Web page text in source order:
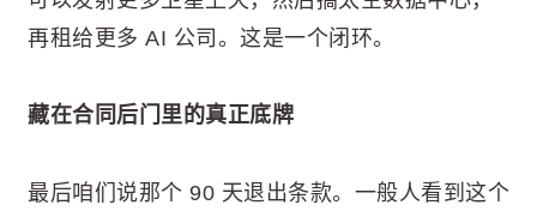
再租给更多 AI 公司。这是一个闭环。
藏在合同后门里的真正底牌
最后咱们说那个 90 天退出条款。一般人看到这个